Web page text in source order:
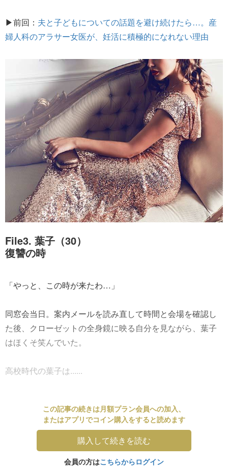
▶前回： 夫と子どもについての話題を避け続けたら…。産
婦人科のアラサー女医が、妊活に積極的になれない理由
File3. 葉子（30）
復讐の時
「やっと、この時が来たわ…」
同窓会当日。案内メールを読み直して時間と会場を確認し
た後、クローゼットの全身鏡に映る自分を見ながら、葉子
はほくそ笑んでいた。
高校時代の葉子は......
この記事の続きは月額プラン会員への加入、
またはアプリでコイン購入をすると読めます
購入して続きを読む
会員の方はこちらからログイン